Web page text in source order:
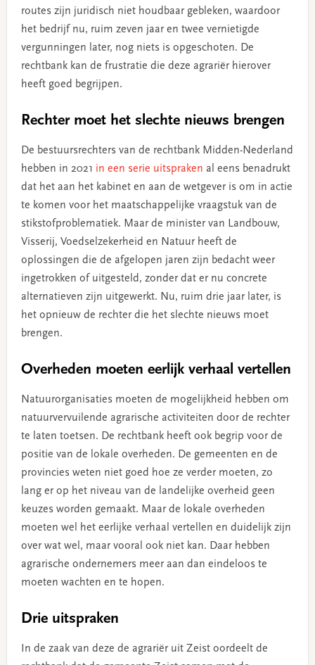
routes zijn juridisch niet houdbaar gebleken, waardoor
het bedrijf nu, ruim zeven jaar en twee vernietigde
vergunningen later, nog niets is opgeschoten. De
rechtbank kan de frustratie die deze agrariër hierover
heeft goed begrijpen.
Rechter moet het slechte nieuws brengen
De bestuursrechters van de rechtbank Midden-Nederland
hebben in 2021 in een serie uitspraken al eens benadrukt
dat het aan het kabinet en aan de wetgever is om in actie
te komen voor het maatschappelijke vraagstuk van de
stikstofproblematiek. Maar de minister van Landbouw,
Visserij, Voedselzekerheid en Natuur heeft de
oplossingen die de afgelopen jaren zijn bedacht weer
ingetrokken of uitgesteld, zonder dat er nu concrete
alternatieven zijn uitgewerkt. Nu, ruim drie jaar later, is
het opnieuw de rechter die het slechte nieuws moet
brengen.
Overheden moeten eerlijk verhaal vertellen
Natuurorganisaties moeten de mogelijkheid hebben om
natuurvervuilende agrarische activiteiten door de rechter
te laten toetsen. De rechtbank heeft ook begrip voor de
positie van de lokale overheden. De gemeenten en de
provincies weten niet goed hoe ze verder moeten, zo
lang er op het niveau van de landelijke overheid geen
keuzes worden gemaakt. Maar de lokale overheden
moeten wel het eerlijke verhaal vertellen en duidelijk zijn
over wat wel, maar vooral ook niet kan. Daar hebben
agrarische ondernemers meer aan dan eindeloos te
moeten wachten en te hopen.
Drie uitspraken
In de zaak van deze de agrariër uit Zeist oordeelt de